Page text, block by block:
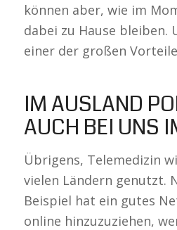
können aber, wie im
dabei zu Hause bleiben.
einer der großen
IM AUSLAND
AUCH BEI UNS
Übrigens, Telemedizin
vielen Ländern genutzt.
Beispiel hat ein gutes
online hinzuzuziehen,